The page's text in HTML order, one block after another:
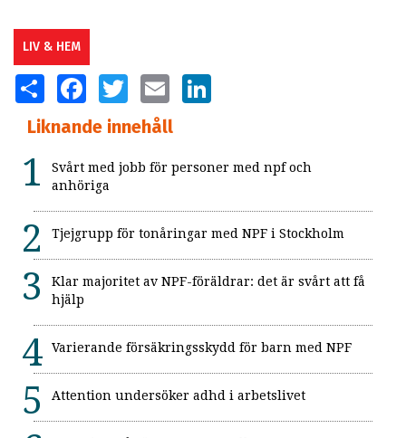
LIV & HEM
SHARE FACEBOOKTWITTER EMAIL
Liknande innehåll
Svårt med jobb för personer med npf och
anhöriga
Tjejgrupp för tonåringar med NPF i Stockholm
Klar majoritet av NPF-föräldrar: det är svårt att få
hjälp
Varierande försäkringsskydd för barn med NPF
Attention undersöker adhd i arbetslivet